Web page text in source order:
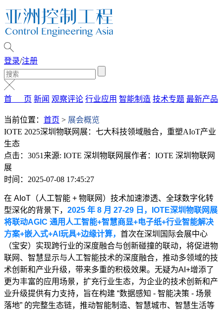
登录/注册
首 页 新闻 观察评论 行业应用 智能制造 技术专题 最新产品
当前位置： 首页 > 展会概览
IOTE 2025深圳物联网展：七大科技领域融合，重塑AIoT产业
生态
点击：3051 来源: IOTE 深圳物联网展作者：IOTE 深圳物联网
展
时间：2025-07-08 17:45:27
在 AIoT（人工智能 + 物联网）技术加速渗透、全球数字化转
型深化的背景下， 2025 年 8 月 27-29 日，IOTE深圳物联网展
将联动AGIC 通用人工智能+智慧商显+电子纸+行业智能解决
方案+嵌入式+AI玩具+边缘计算， 首次在深圳国际会展中心
（宝安）实现跨行业的深度融合与创新碰撞的联动，将促进物
联网、智慧显示与人工智能技术的深度融合，推动多领域的技
术创新和产业升级，带来多重的积极效果。无疑为AI+增添了
更为丰富的应用场景，扩充行业生态，为企业的技术创新和产
业升级提供有力支持，旨在构建 “数据感知 - 智能决策 - 场景
落地” 的完整生态链，推动智能制造、智慧城市、智慧生活等